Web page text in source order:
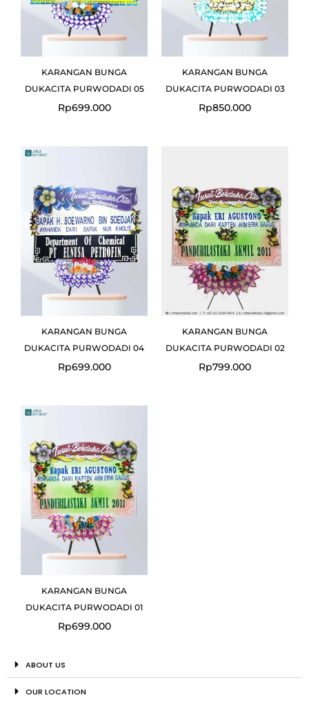
KARANGAN BUNGA
DUKACITA PURWODADI 05
Rp699.000
KARANGAN BUNGA
DUKACITA PURWODADI 03
Rp850.000
KARANGAN BUNGA
DUKACITA PURWODADI 04
Rp699.000
KARANGAN BUNGA
DUKACITA PURWODADI 02
Rp799.000
KARANGAN BUNGA
DUKACITA PURWODADI 01
Rp699.000
ABOUT US
OUR LOCATION